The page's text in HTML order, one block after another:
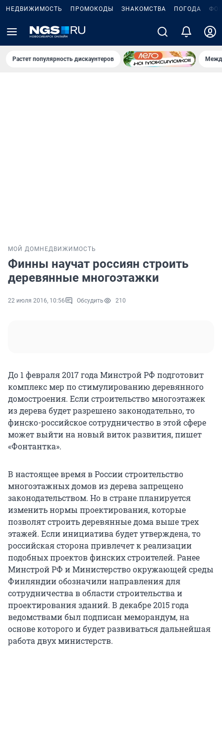
НЕДВИЖИМОСТЬ ПРОМОКОДЫ ЗНАКОМСТВА ПОГОДА
Растет популярность дискаунтеров
МОЙ ДОМ НЕДВИЖИМОСТЬ
Финны научат россиян строить
деревянные многоэтажки
22 июля 2016, 10:56 Обсудить 210
До 1 февраля 2017 года Минстрой РФ подготовит
комплекс мер по стимулированию деревянного
домостроения. Если строительство многоэтажек
из дерева будет разрешено законодательно, то
финско-российское сотрудничество в этой сфере
может выйти на новый виток развития, пишет
«Фонтантка».
В настоящее время в России строительство
многоэтажных домов из дерева запрещено
законодательством. Но в стране планируется
изменить нормы проектирования, которые
позволят строить деревянные дома выше трех
этажей. Если инициатива будет утверждена, то
российская сторона привлечет к реализации
подобных проектов финских строителей. Ранее
Минстрой РФ и Министерство окружающей среды
Финляндии обозначили направления для
сотрудничества в области строительства и
проектирования зданий. В декабре 2015 года
ведомствами был подписан меморандум, на
основе которого и будет развиваться дальнейшая
работа двух министерств.